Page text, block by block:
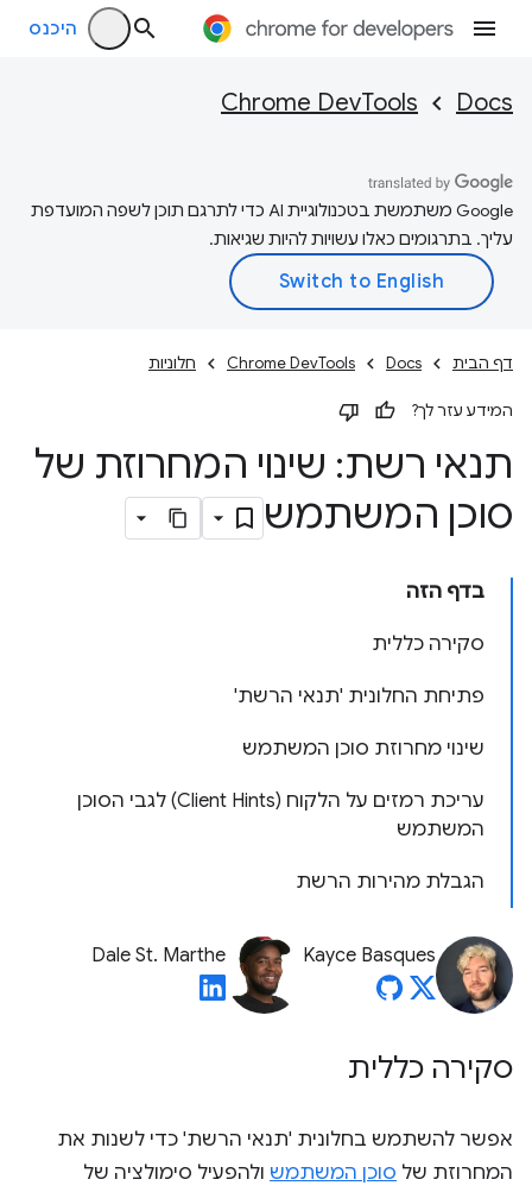
היכנס
Docs
Chrome DevTools
‫Google משתמשת בטכנולוגיית AI כדי לתרגם תוכן לשפה המועדפת
עליך. בתרגומים כאלו עשויות להיות שגיאות.
דף הבית Docs
Chrome DevTools חלוניות
המידע עזר לך?
תנאי רשת: שינוי המחרוזת של
סוכן המשתמש
בדף הזה
סקירה כללית
פתיחת החלונית 'תנאי הרשת'
שינוי מחרוזת סוכן המשתמש
עריכת רמזים על הלקוח (Client Hints) לגבי הסוכן
המשתמש
הגבלת מהירות הרשת
Kayce Basques
Dale St. Marthe
סקירה כללית
אפשר להשתמש בחלונית 'תנאי הרשת' כדי לשנות את
המחרוזת של סוכן המשתמש ולהפעיל סימולציה של